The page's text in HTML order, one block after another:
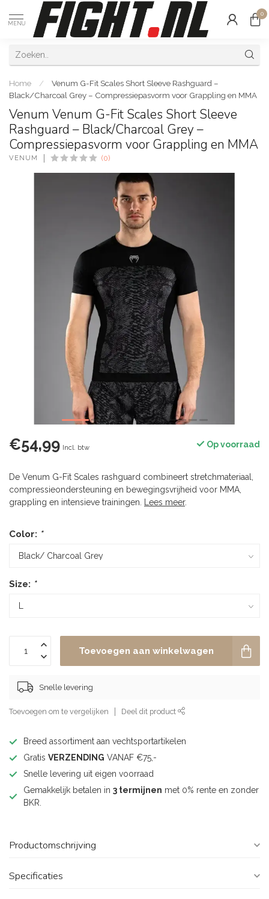
MENU
0
Home /
Venum G-Fit Scales Short Sleeve Rashguard –
Black/Charcoal Grey – Compressiepasvorm voor Grappling en MMA
Venum Venum G-Fit Scales Short Sleeve
Rashguard – Black/Charcoal Grey –
Compressiepasvorm voor Grappling en MMA
VENUM (0)
€54,99 Incl. btw Op voorraad
De Venum G-Fit Scales rashguard combineert stretchmateriaal,
compressieondersteuning en bewegingsvrijheid voor MMA,
grappling en intensieve trainingen.
Lees meer.
Color: *
Size: *
Toevoegen aan winkelwagen
Snelle levering
Toevoegen om te vergelijken Deel dit product
Breed assortiment aan vechtsportartikelen
Gratis VERZENDING VANAF €75,-
Snelle levering uit eigen voorraad
Gemakkelijk betalen in 3 termijnen met 0% rente en zonder
BKR.
Productomschrijving
Specificaties